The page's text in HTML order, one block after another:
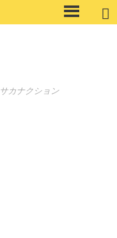
メ
イ
サカナクション